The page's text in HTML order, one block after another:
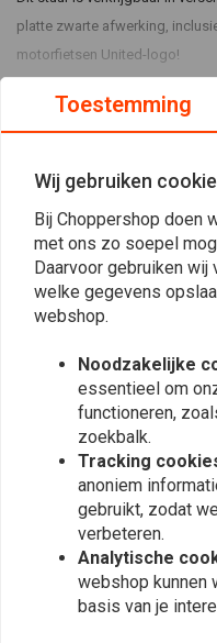
platte zwarte afwerking,
motorfietsen United-logo!
Diameter
Lees meer
Reviews
leon Heuts
heb stuur op een café
breed en zit relaxts fijn
Toestemming
Wij gebruiken
Bij Choppershop doen
met ons zo soepel
Daarvoor gebruiken
welke gegevens
webshop.
Noodzakelijke
essentieel om
functioneren,
zoekbalk.
Tracking
anoniem
gebruikt, zodat
verbeteren.
Analytische
webshop kunnen
basis van je